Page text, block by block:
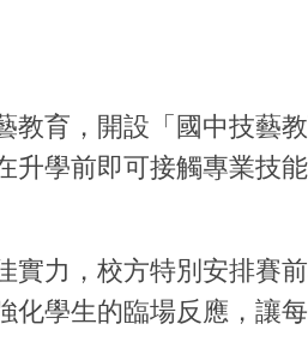
育，開設「國中技藝
學前即可接觸專業技
實力，校方特別安排賽
學生的臨場反應，讓